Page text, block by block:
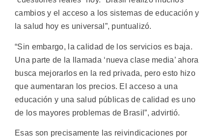
cambios y el acceso a los sistemas de educación y
la salud hoy es universal”, puntualizó.
“Sin embargo, la calidad de los servicios es baja.
Una parte de la llamada ‘nueva clase media’ ahora
busca mejorarlos en la red privada, pero esto hizo
que aumentaran los precios. El acceso a una
educación y una salud públicas de calidad es uno
de los mayores problemas de Brasil”, advirtió.
Esas son precisamente las reivindicaciones por